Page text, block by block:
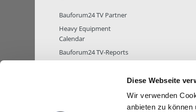
Diese Webseite
Wir verwenden
anbieten zu können
Bauforum24 TV Partner
Heavy Equipment
Calendar
Bauforum24 TV-Reports
MITGLIEDER STATISTIK